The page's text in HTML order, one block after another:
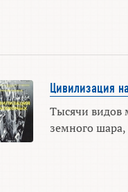
Цивилизация
Тысячи видов
земного